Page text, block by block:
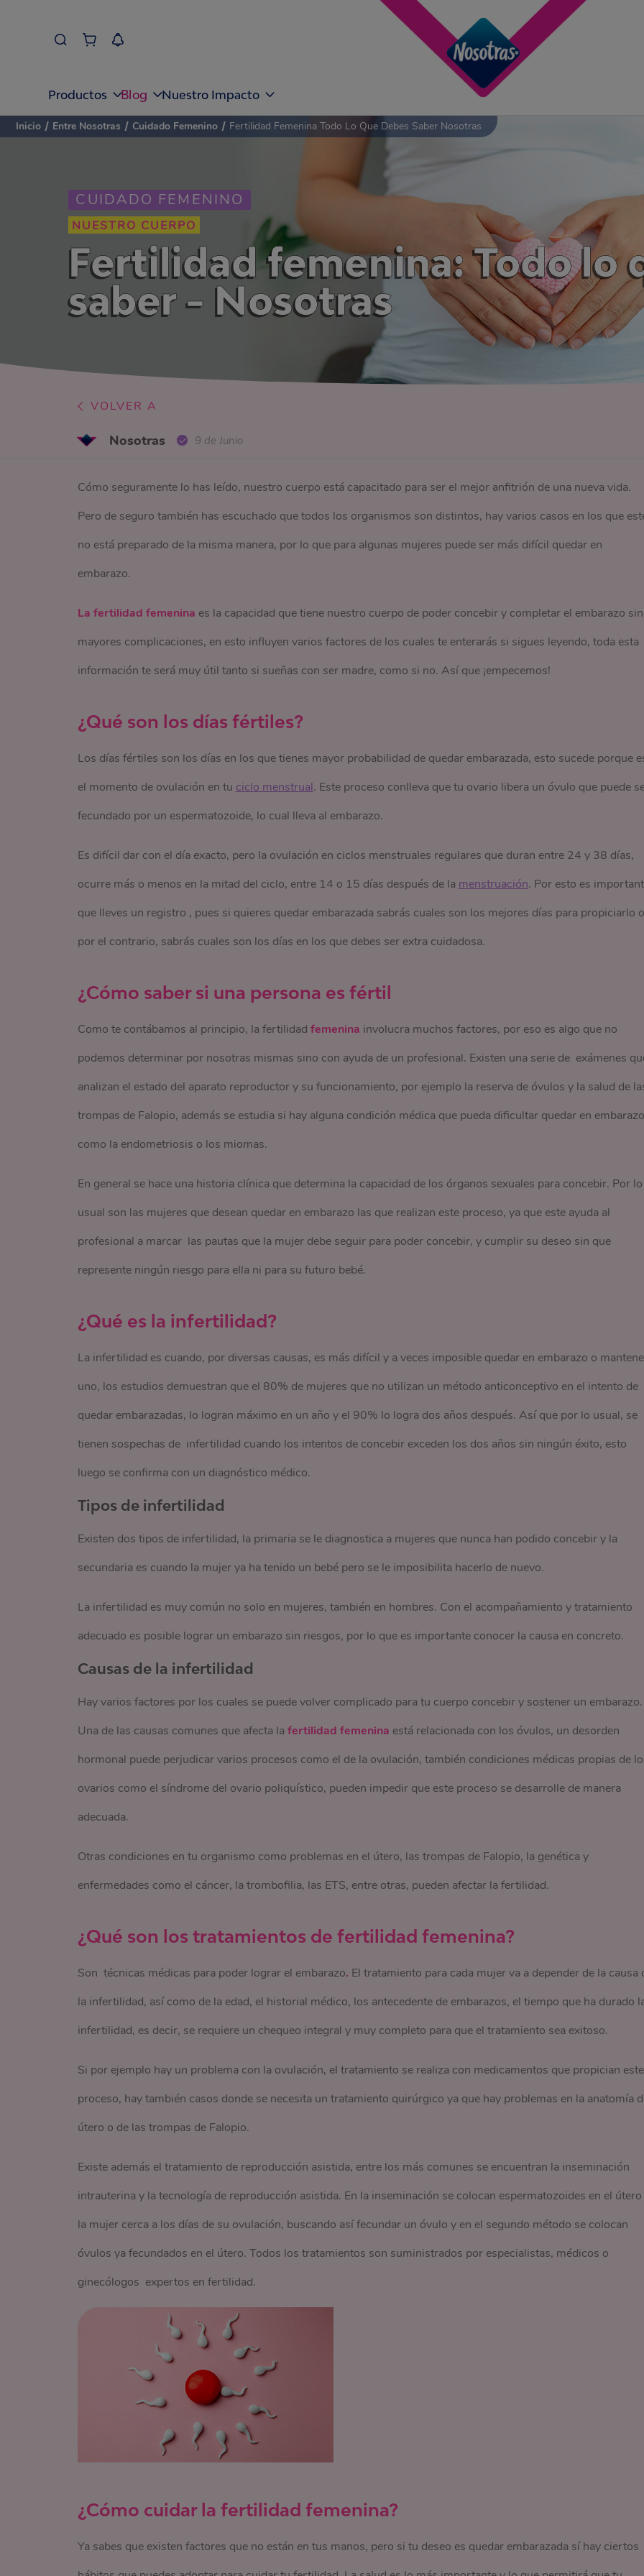
Productos Blog Nuestro Impacto
CUIDADO FEMENINO
NUESTRO CUERPO
Fertilidad femenina: Todo lo
saber - Nosotras
Inicio / Entre Nosotras / Cuidado Femenino / Fertilidad Femenina Todo Lo Que Debes Saber Nosotras
VOLVER A
Nosotras 9 de Junio
Cómo seguramente lo has leído, nuestro cuerpo está capacitado para ser el mejor anfitrión de una nueva vida.
Pero de seguro también has escuchado que todos los organismos son distintos, hay varios casos en los que
no está preparado de la misma manera, por lo que para algunas mujeres puede ser más difícil quedar en
embarazo.
La fertilidad femenina es la capacidad que tiene nuestro cuerpo de poder concebir y completar el embarazo sin
mayores complicaciones, en esto influyen varios factores de los cuales te enterarás si sigues leyendo, toda esta
información te será muy útil tanto si sueñas con ser madre, como si no. Así que ¡empecemos!
¿Qué son los días fértiles?
Los días fértiles son los días en los que tienes mayor probabilidad de quedar embarazada, esto sucede porque
el momento de ovulación en tu ciclo menstrual. Este proceso conlleva que tu ovario libera un óvulo que puede
fecundado por un espermatozoide, lo cual lleva al embarazo.
Es difícil dar con el día exacto, pero la ovulación en ciclos menstruales regulares que duran entre 24 y 38 días,
ocurre más o menos en la mitad del ciclo, entre 14 o 15 días después de la menstruación. Por esto es
que lleves un registro , pues si quieres quedar embarazada sabrás cuales son los mejores días para propiciarlo o
por el contrario, sabrás cuales son los días en los que debes ser extra cuidadosa.
¿Cómo saber si una persona es fértil
Como te contábamos al principio, la fertilidad femenina involucra muchos factores, por eso es algo que no
podemos determinar por nosotras mismas sino con ayuda de un profesional. Existen una serie de exámenes
analizan el estado del aparato reproductor y su funcionamiento, por ejemplo la reserva de óvulos y la salud de
trompas de Falopio, además se estudia si hay alguna condición médica que pueda dificultar quedar en embarazo
como la endometriosis o los miomas.
En general se hace una historia clínica que determina la capacidad de los órganos sexuales para concebir. Por lo
usual son las mujeres que desean quedar en embarazo las que realizan este proceso, ya que este ayuda al
profesional a marcar las pautas que la mujer debe seguir para poder concebir, y cumplir su deseo sin que
represente ningún riesgo para ella ni para su futuro bebé.
¿Qué es la infertilidad?
La infertilidad es cuando, por diversas causas, es más difícil y a veces imposible quedar en embarazo o
uno, los estudios demuestran que el 80% de mujeres que no utilizan un método anticonceptivo en el intento de
quedar embarazadas, lo logran máximo en un año y el 90% lo logra dos años después. Así que por lo usual, se
tienen sospechas de infertilidad cuando los intentos de concebir exceden los dos años sin ningún éxito, esto
luego se confirma con un diagnóstico médico.
Tipos de infertilidad
Existen dos tipos de infertilidad, la primaria se le diagnostica a mujeres que nunca han podido concebir y la
secundaria es cuando la mujer ya ha tenido un bebé pero se le imposibilita hacerlo de nuevo.
La infertilidad es muy común no solo en mujeres, también en hombres. Con el acompañamiento y tratamiento
adecuado es posible lograr un embarazo sin riesgos, por lo que es importante conocer la causa en concreto.
Causas de la infertilidad
Hay varios factores por los cuales se puede volver complicado para tu cuerpo concebir y sostener un embarazo.
Una de las causas comunes que afecta la fertilidad femenina está relacionada con los óvulos, un desorden
hormonal puede perjudicar varios procesos como el de la ovulación, también condiciones médicas propias de
ovarios como el síndrome del ovario poliquístico, pueden impedir que este proceso se desarrolle de manera
adecuada.
Otras condiciones en tu organismo como problemas en el útero, las trompas de Falopio, la genética y
enfermedades como el cáncer, la trombofilia, las ETS, entre otras, pueden afectar la fertilidad.
¿Qué son los tratamientos de fertilidad femenina?
Son técnicas médicas para poder lograr el embarazo. El tratamiento para cada mujer va a depender de la causa
la infertilidad, así como de la edad, el historial médico, los antecedente de embarazos, el tiempo que ha durado
infertilidad, es decir, se requiere un chequeo integral y muy completo para que el tratamiento sea exitoso.
Si por ejemplo hay un problema con la ovulación, el tratamiento se realiza con medicamentos que propician este
proceso, hay también casos donde se necesita un tratamiento quirúrgico ya que hay problemas en la anatomía
útero o de las trompas de Falopio.
Existe además el tratamiento de reproducción asistida, entre los más comunes se encuentran la inseminación
intrauterina y la tecnología de reproducción asistida. En la inseminación se colocan espermatozoides en el útero
la mujer cerca a los días de su ovulación, buscando así fecundar un óvulo y en el segundo método se colocan
óvulos ya fecundados en el útero. Todos los tratamientos son suministrados por especialistas, médicos o
ginecólogos expertos en fertilidad.
¿Cómo cuidar la fertilidad femenina?
Ya sabes que existen factores que no están en tus manos, pero si tu deseo es quedar embarazada sí hay ciertos